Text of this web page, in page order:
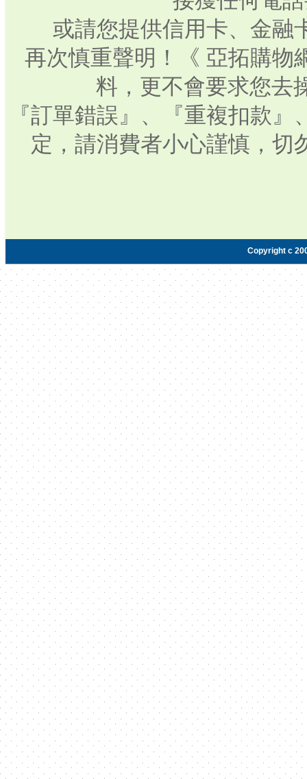
或請您提供信用卡、金融
再次慎重聲明！《 亞拓購物
料，更不會要求您去
『訂單錯誤』、『重複扣款
定，請消費者小心謹慎，切
Copyright c